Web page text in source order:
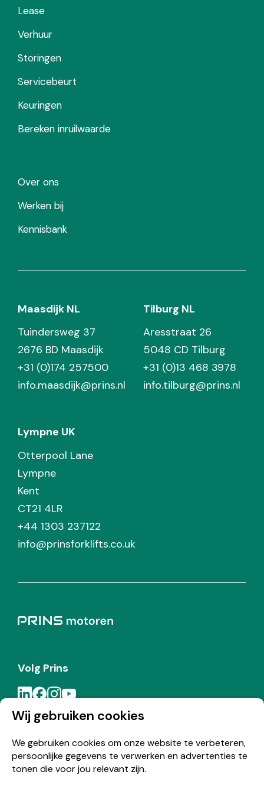
Wij gebruiken cookies
We gebruiken cookies om onze website te verbeteren,
persoonlijke gegevens te verwerken en advertenties te
tonen die voor jou relevant zijn.
Lease
Verhuur
Storingen
Servicebeurt
Keuringen
Bereken inruilwaarde
Over ons
Werken bij
Kennisbank
Maasdijk NL
Tuindersweg 37
2676 BD Maasdijk
+31 (0)174 257500
info.maasdijk@prins.nl
Tilburg NL
Aresstraat 26
5048 CD Tilburg
+31 (0)13 468 3978
info.tilburg@prins.nl
Lympne UK
Otterpool Lane
Lympne
Kent
CT21 4LR
+44 1303 237122
info@prinsforklifts.co.uk
Volg Prins
Meld je aan voor de Prins nieuwsbrief